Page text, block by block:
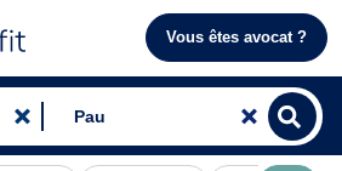
Vous êtes avocat ?